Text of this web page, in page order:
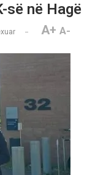
së në Hagë
A+ A-